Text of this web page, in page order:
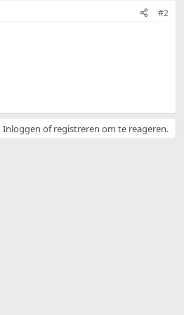
#2
Inloggen of registreren om te reageren.